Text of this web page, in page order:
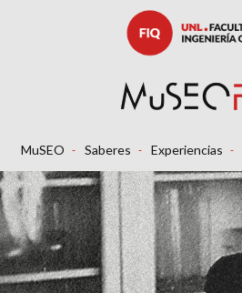
MuSEO Saberes Experiencias